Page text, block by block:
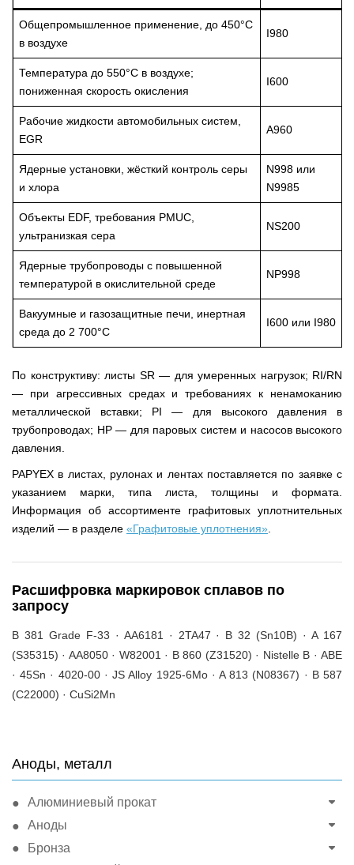
Аноды, металл
Алюминиевый прокат
Аноды
Бронза
Общепромышленное применение, до 450°C
в воздухе
I980
Температура до 550°C в воздухе;
пониженная скорость окисления
I600
Рабочие жидкости автомобильных систем,
EGR
A960
Ядерные установки, жёсткий контроль серы
и хлора
N998 или
N9985
Объекты EDF, требования PMUC,
ультранизкая сера
NS200
Ядерные трубопроводы с повышенной
температурой в окислительной среде
NP998
Вакуумные и газозащитные печи, инертная
среда до 2 700°C
I600 или I980
По конструктиву: листы SR — для умеренных нагрузок; RI/RN
— при агрессивных средах и требованиях к ненамоканию
металлической вставки; PI — для высокого давления в
трубопроводах; HP — для паровых систем и насосов высокого
давления.
PAPYEX в листах, рулонах и лентах поставляется по заявке с
указанием марки, типа листа, толщины и формата.
Информация об ассортименте графитовых уплотнительных
изделий — в разделе «Графитовые уплотнения»
Расшифровка маркировок сплавов по
запросу
B 381 Grade F-33 · AA6181 · 2TA47 · B 32 (Sn10B) · A 167
(S35315) · AA8050 · W82001 · B 860 (Z31520) · Nistelle B · АВЕ
· 45Sn · 4020-00 · JS Alloy 1925-6Mo · A 813 (N08367) · B 587
(C22000) · CuSi2Mn